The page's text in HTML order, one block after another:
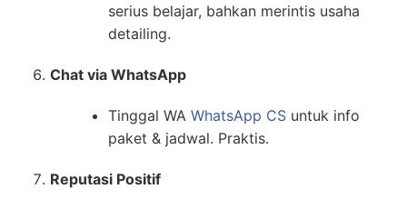
serius belajar, bahkan merintis usaha
detailing.
Chat via WhatsApp
Tinggal WA WhatsApp CS untuk info
paket & jadwal. Praktis.
Reputasi Positif